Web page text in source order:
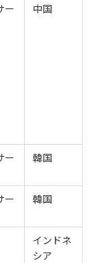
ー
中国
ー
韓国
ー
韓国
インドネ
シア